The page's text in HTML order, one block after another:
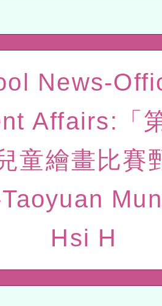
容與教學軟體線
請許可一案
部水利署委託財
理「115年表揚
達人選拔活動」
22日(星期六)辦
福系列活動—儒
園地景藝術節教
學年度第2次代理
115年度閱讀磐
News-
Affairs:「
童繪畫比賽
Hsi H